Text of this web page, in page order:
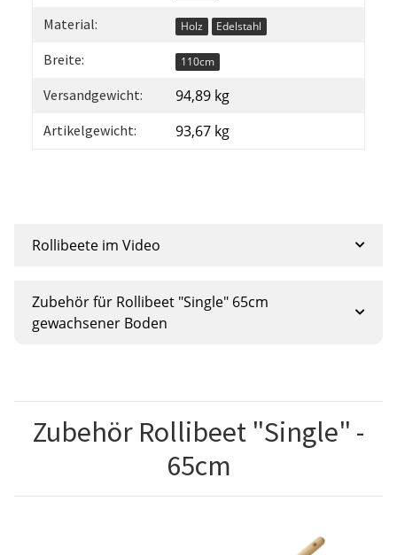
Material: Holz Edelstahl
Breite: 110cm
Versandgewicht: 94,89 kg
Artikelgewicht: 93,67 kg
Rollibeete im Video
Zubehör für Rollibeet "Single" 65cm
gewachsener Boden
Zubehör Rollibeet "Single" -
65cm